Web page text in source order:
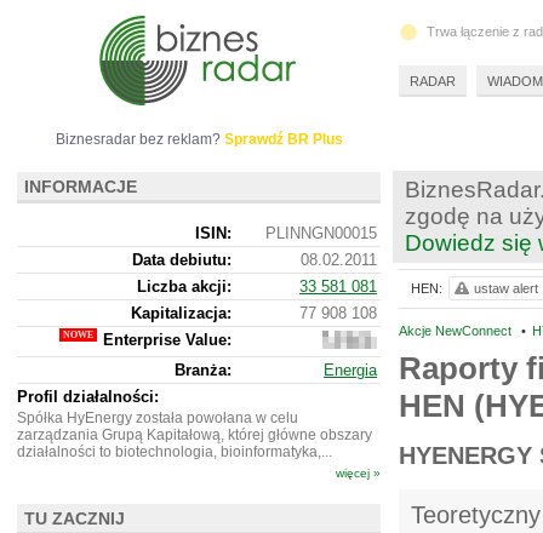
zgodę na
Dowiedz się
Akcje NewConnect •
Raporty
HEN
HEN: ustaw alert
Biznesradar bez reklam? Sprawdź BR Plus
INFORMACJE
ISIN:
PLINNGN00015
Data debiutu:
08.02.2011
Liczba akcji:
33 581 081
Kapitalizacja:
77 908 108
Enterprise Value:
77
648
108
Branża:
Energia
Profil działalności:
Spółka HyEnergy została powołana w celu
zarządzania Grupą Kapitałową, której główne obszary
działalności to biotechnologia, bioinformatyka,...
więcej »
TU ZACZNIJ
Trwa łączenie z
RADAR